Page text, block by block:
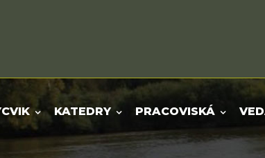
KATEDRY PRACOVISKÁ